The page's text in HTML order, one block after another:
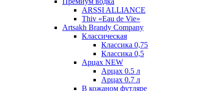
ARSSI ALLIANCE
Thiv «Eau de Vie»
Artsakh Brandy Company
Классическая
Классика 0,75
Классика 0,5
Арцах NEW
Арцах 0.5 л
Арцах 0.7 л
В кожаном футляре